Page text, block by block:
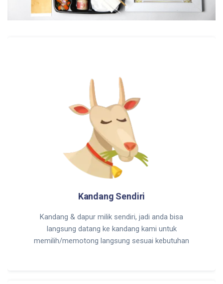
Kandang Sendiri
Kandang & dapur milik sendiri, jadi anda bisa
langsung datang ke kandang kami untuk
memilih/memotong langsung sesuai kebutuhan